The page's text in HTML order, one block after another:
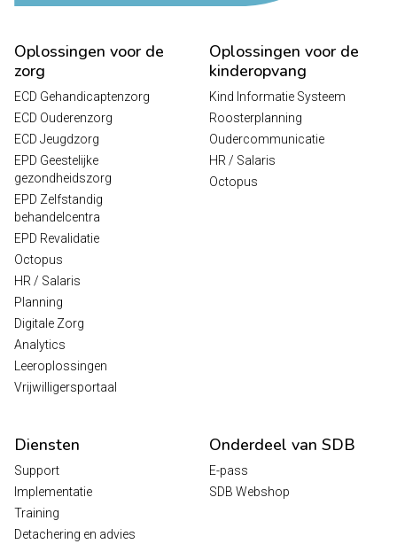
Oplossingen voor de
zorg
ECD Gehandicaptenzorg
ECD Ouderenzorg
ECD Jeugdzorg
EPD Geestelijke
gezondheidszorg
EPD Zelfstandig
behandelcentra
EPD Revalidatie
Octopus
HR / Salaris
Planning
Digitale Zorg
Analytics
Leeroplossingen
Vrijwilligersportaal
Oplossingen voor de
kinderopvang
Kind Informatie Systeem
Roosterplanning
Oudercommunicatie
HR / Salaris
Octopus
Diensten
Support
Implementatie
Training
Detachering en advies
Onderdeel van SDB
E-pass
SDB Webshop